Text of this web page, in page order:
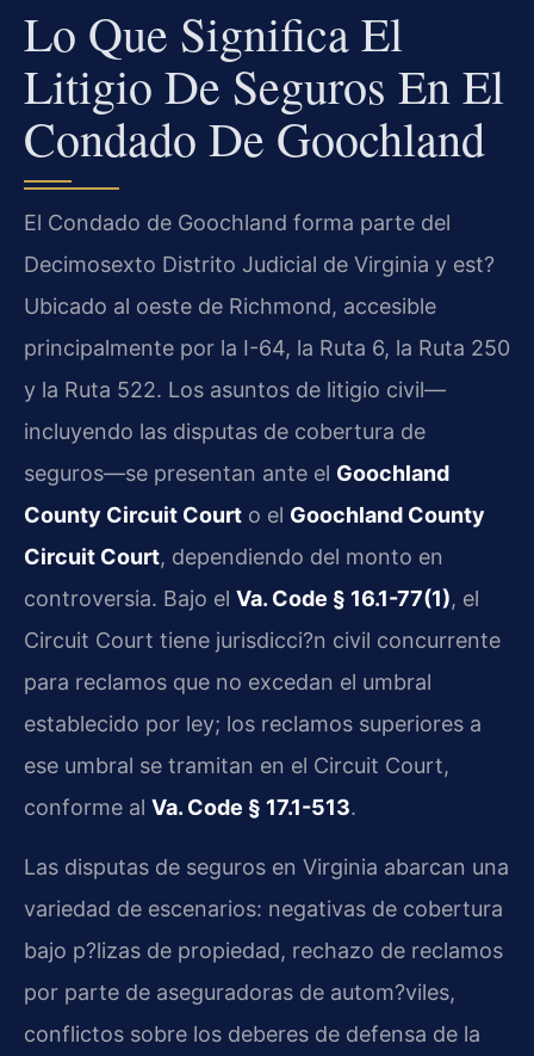
Lo Que Significa El
Litigio De Seguros En El
Condado De Goochland
El Condado de Goochland forma parte del
Decimosexto Distrito Judicial de Virginia y est?
Ubicado al oeste de Richmond, accesible
principalmente por la I-64, la Ruta 6, la Ruta 250
y la Ruta 522. Los asuntos de litigio civil—
incluyendo las disputas de cobertura de
seguros—se presentan ante el Goochland
County Circuit Court o el Goochland County
Circuit Court, dependiendo del monto en
controversia. Bajo el Va. Code § 16.1-77(1), el
Circuit Court tiene jurisdicci?n civil concurrente
para reclamos que no excedan el umbral
establecido por ley; los reclamos superiores a
ese umbral se tramitan en el Circuit Court,
conforme al Va. Code § 17.1-513.
Las disputas de seguros en Virginia abarcan una
variedad de escenarios: negativas de cobertura
bajo p?lizas de propiedad, rechazo de reclamos
por parte de aseguradoras de autom?viles,
conflictos sobre los deberes de defensa de la